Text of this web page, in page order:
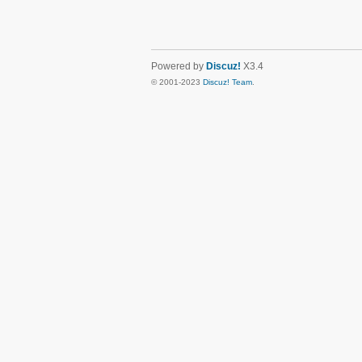
Powered by Discuz! X3.4
© 2001-2023 Discuz! Team